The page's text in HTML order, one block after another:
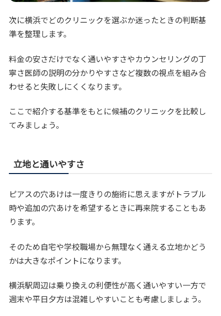
次に横浜でどのクリニックを選ぶか迷ったときの判断基
準を整理します。
料金の安さだけでなく通いやすさやカウンセリングの丁
寧さ医師の説明の分かりやすさなど複数の視点を組み合
わせると失敗しにくくなります。
ここで紹介する基準をもとに候補のクリニックを比較し
てみましょう。
立地と通いやすさ
ピアスの穴あけは一度きりの施術に思えますがトラブル
時や追加の穴あけを希望するときに再来院することもあ
ります。
そのため自宅や学校職場から無理なく通える立地かどう
かは大きなポイントになります。
横浜駅周辺は乗り換えの利便性が高く通いやすい一方で
週末や平日夕方は混雑しやすいことも考慮しましょう。